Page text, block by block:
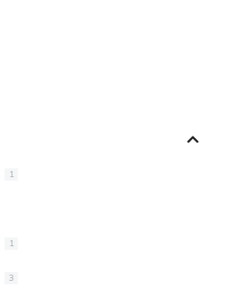
1
1
3